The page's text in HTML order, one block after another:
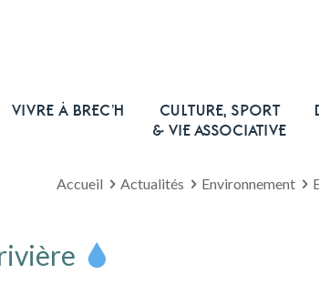
VIVRE À BREC’H
CULTURE, SPORT
& VIE ASSOCIATIVE
Accueil Actualités Environnement